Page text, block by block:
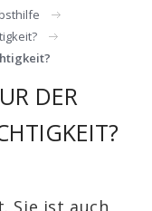
DER
Sie ist auch